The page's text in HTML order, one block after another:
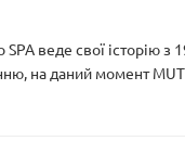
SPA веде свої
на даний момент MUT